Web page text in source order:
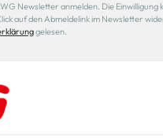
Newsletter anmelden. Die Einwilligung
auf den Abmeldelink im Newsletter
gelesen.